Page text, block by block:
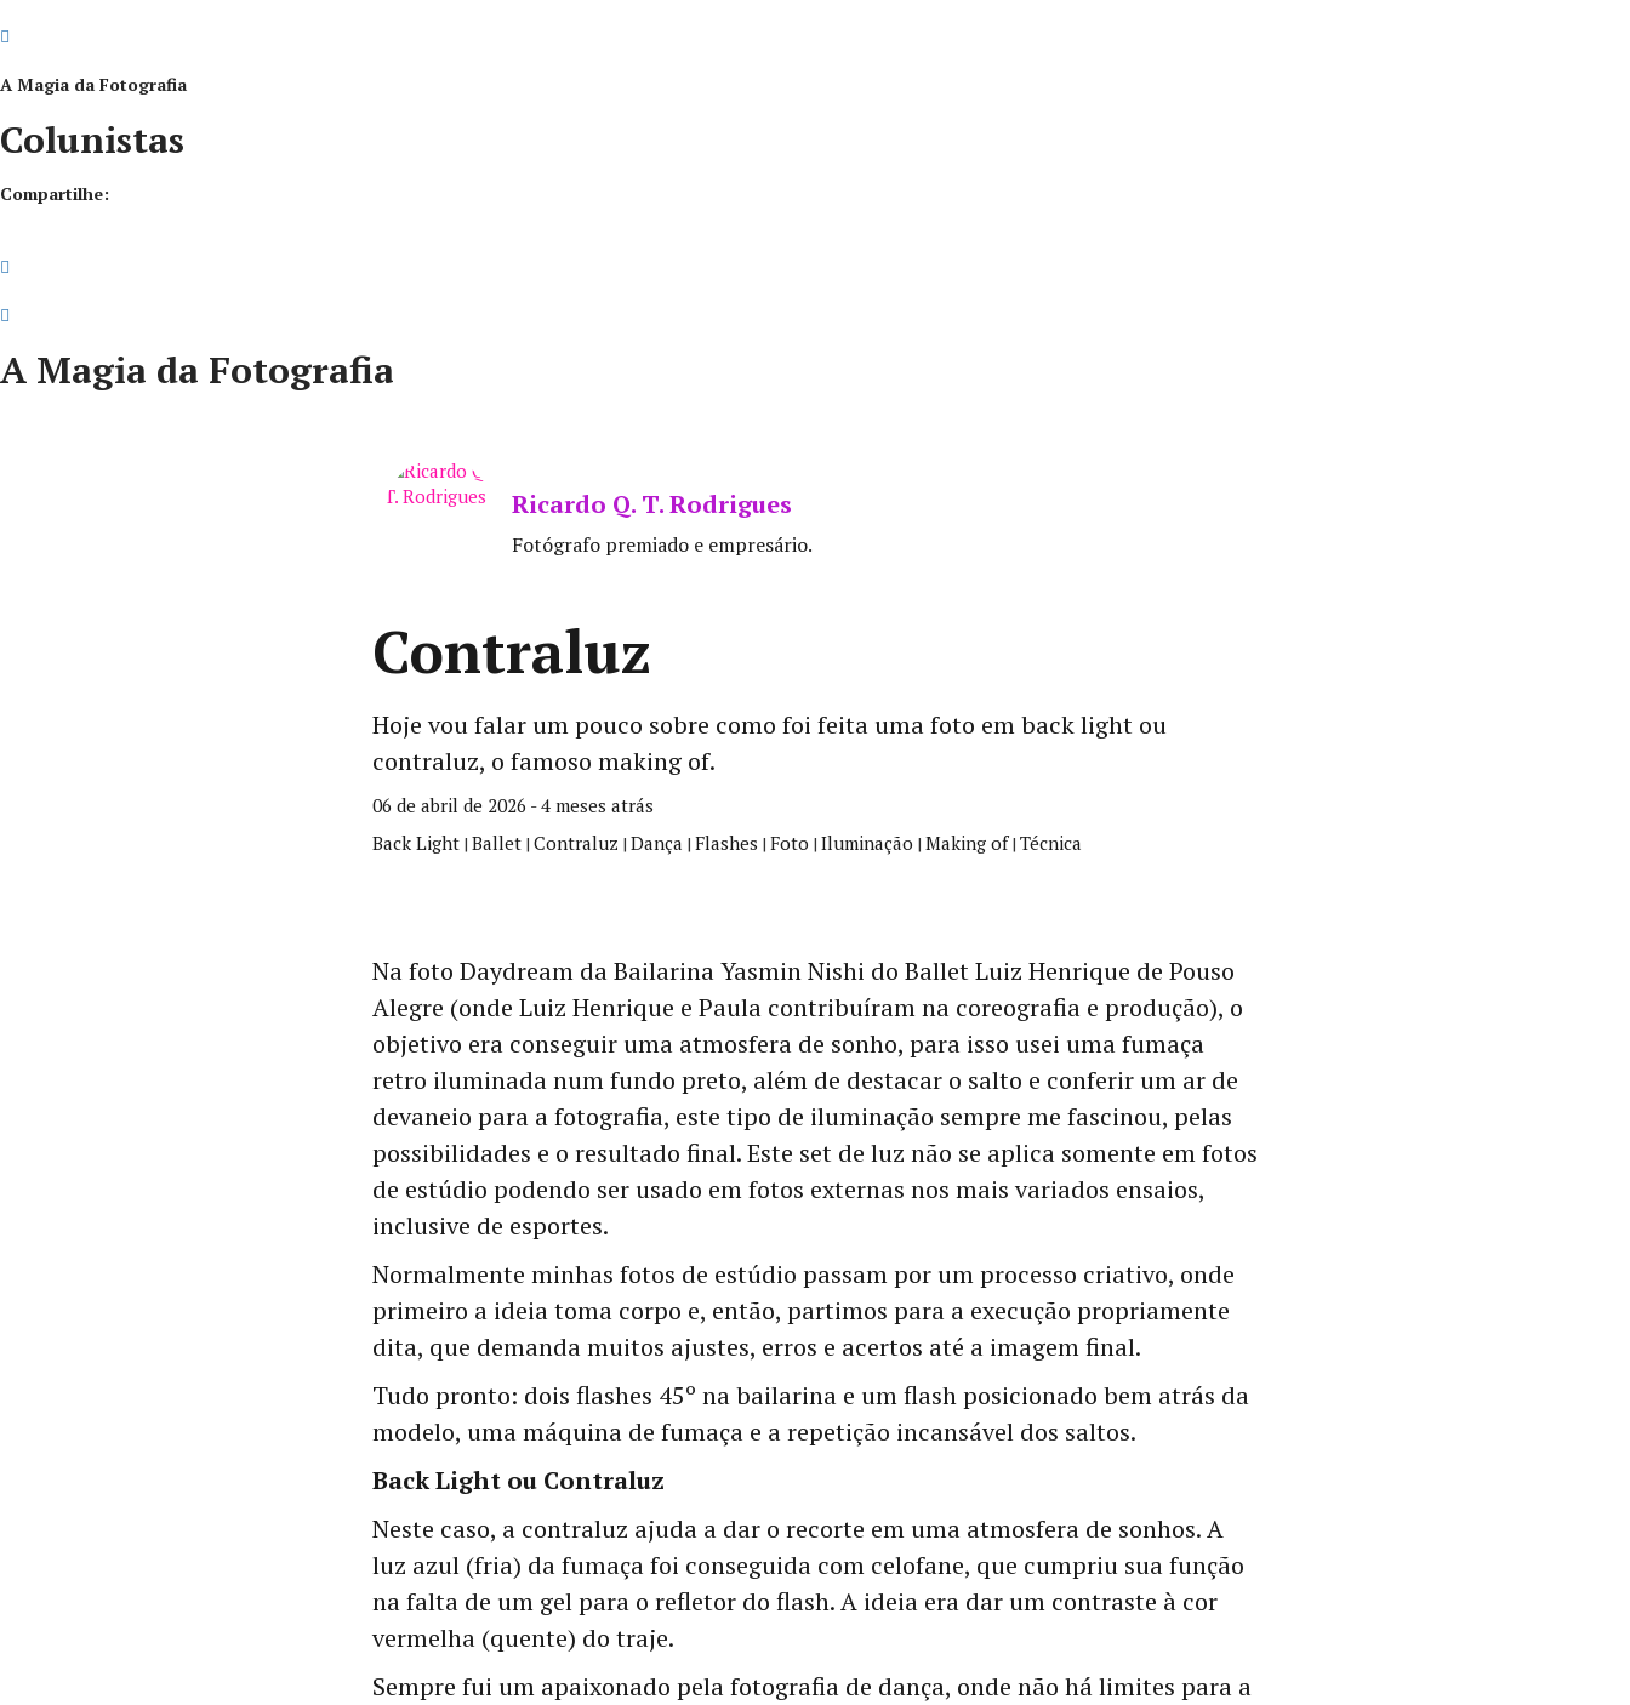
A Magia da Fotografia
Colunistas
Compartilhe:
A Magia da Fotografia
Ricardo Q. T. Rodrigues
Fotógrafo premiado e empresário.
Contraluz
Hoje vou falar um pouco sobre como foi feita uma foto em back light ou
contraluz, o famoso making of.
06 de abril de 2026 - 4 meses atrás
Back Light | Ballet | Contraluz | Dança | Flashes | Foto | Iluminação | Making of| Técnica
Na foto Daydream da Bailarina Yasmin Nishi do Ballet Luiz Henrique de Pouso
Alegre (onde Luiz Henrique e Paula contribuíram na coreografia e produção), o
objetivo era conseguir uma atmosfera de sonho, para isso usei uma fumaça
retro iluminada num fundo preto, além de destacar o salto e conferir um ar de
devaneio para a fotografia, este tipo de iluminação sempre me fascinou, pelas
possibilidades e o resultado final. Este set de luz não se aplica somente em fotos
de estúdio podendo ser usado em fotos externas nos mais variados ensaios,
inclusive de esportes.
Normalmente minhas fotos de estúdio passam por um processo criativo, onde
primeiro a ideia toma corpo e, então, partimos para a execução propriamente
dita, que demanda muitos ajustes, erros e acertos até a imagem final.
Tudo pronto: dois flashes 45º na bailarina e um flash posicionado bem atrás da
modelo, uma máquina de fumaça e a repetição incansável dos saltos.
Back Light ou Contraluz
Neste caso, a contraluz ajuda a dar o recorte em uma atmosfera de sonhos. A
luz azul (fria) da fumaça foi conseguida com celofane, que cumpriu sua função
na falta de um gel para o refletor do flash. A ideia era dar um contraste à cor
vermelha (quente) do traje.
Sempre fui um apaixonado pela fotografia de dança, onde não há limites para a